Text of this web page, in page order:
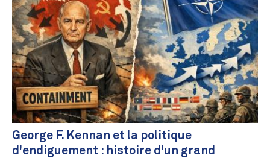
George F. Kennan et la politique
d'endiguement : histoire d'un grand